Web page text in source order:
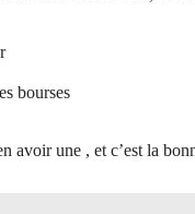
bourses
avoir une , et c’est la